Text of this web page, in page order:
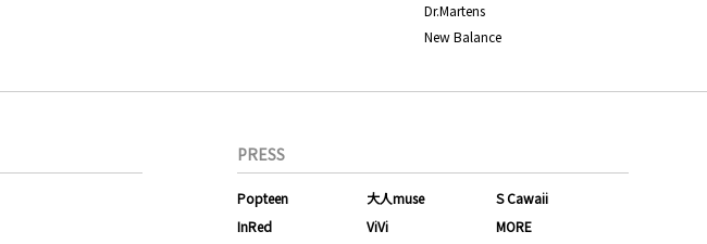
Dr.Martens
New Balance
PRESS
Popteen 大人muse
S Cawaii
InRed
ViVi
MORE